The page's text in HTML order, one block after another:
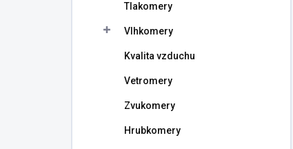
Tlakomery
Vlhkomery
Kvalita vzduchu
Vetromery
Zvukomery
Hrubkomery